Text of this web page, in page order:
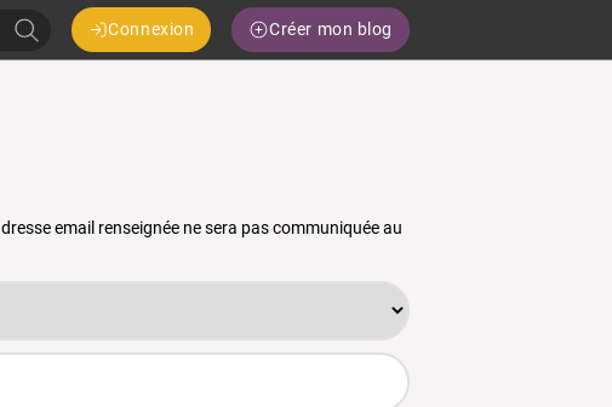
Connexion Créer mon blog
email renseignée ne sera pas communiquée au